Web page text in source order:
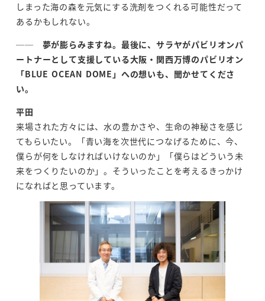
しまった海の森を元気にする洗剤をつくれる可能性だって
あるかもしれない。
── 夢が膨らみますね。最後に、サラヤがパビリオンパ
ートナーとして支援している大阪・関西万博のパビリオン
「BLUE OCEAN DOME 」への想いも、聞かせてくださ
い。
平田
来場された方々には、水の豊かさや、生命の神秘さを感じ
てもらいたい。「青い海を次世代につなげるために、今、
僕らが何をしなければいけないのか」「僕らはどういう未
来をつくりたいのか」。そういったことを考えるきっかけ
になればと思っています。